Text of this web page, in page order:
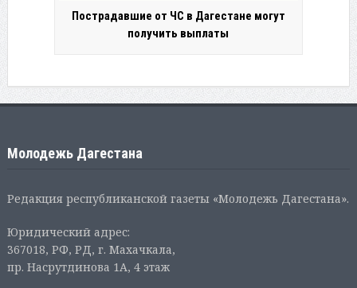
Пострадавшие от ЧС в Дагестане могут
получить выплаты
Молодежь Дагестана
Редакция республиканской газеты «Молодежь Дагестана».
Юридический адрес:
367018, РФ, РД, г. Махачкала,
пр. Насрутдинова 1А, 4 этаж